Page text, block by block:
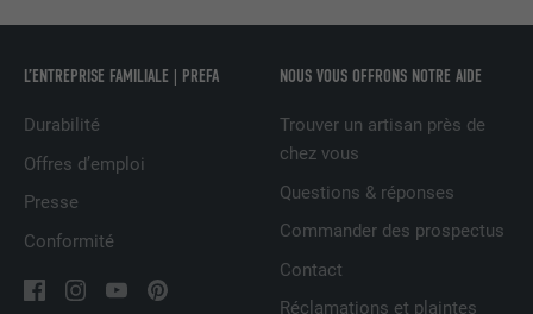
L’ENTREPRISE FAMILIALE | PREFA
Durabilité
Offres d’emploi
Presse
Conformité
NOUS VOUS OFFRONS NOTRE AIDE
Trouver un artisan près de
chez vous
Questions & réponses
Commander des prospectus
Contact
Réclamations et plaintes
UTILITÉ
Est utilisé pour suivre l'utilisateur sur
plusieurs sites Internet afin d'afficher de